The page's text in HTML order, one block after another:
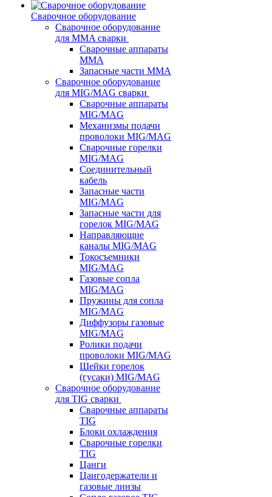
Сварочное оборудование
Сварочное оборудование
для MMA сварки
Сварочные аппараты
MMA
Запасные части MMA
Сварочное оборудование
для MIG/MAG сварки
Сварочные аппараты
MIG/MAG
Механизмы подачи
проволоки MIG/MAG
Сварочные горелки
MIG/MAG
Соединительный
кабель
Запасные части
MIG/MAG
Запасные части для
горелок MIG/MAG
Направляющие
каналы MIG/MAG
Токосъемники
MIG/MAG
Газовые сопла
MIG/MAG
Пружины для сопла
MIG/MAG
Диффузоры газовые
MIG/MAG
Ролики подачи
проволоки MIG/MAG
Шейки горелок
(гусаки) MIG/MAG
Сварочное оборудование
для TIG сварки
Сварочные аппараты
TIG
Блоки охлаждения
Сварочные горелки
TIG
Цанги
Цангодержатели и
газовые линзы